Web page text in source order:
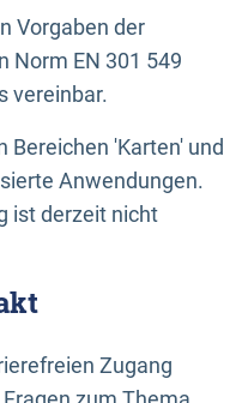
Vorgaben der
Norm EN 301 549
vereinbar.
Bereichen 'Karten' und
Anwendungen.
ist derzeit nicht
Zugang